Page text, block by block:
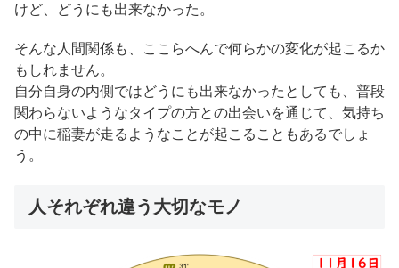
けど、どうにも出来なかった。
そんな人間関係も、ここらへんで何らかの変化が起こるか
もしれません。
自分自身の内側ではどうにも出来なかったとしても、普段
関わらないようなタイプの方との出会いを通じて、気持ち
の中に稲妻が走るようなことが起こることもあるでしょ
う。
人それぞれ違う大切なモノ